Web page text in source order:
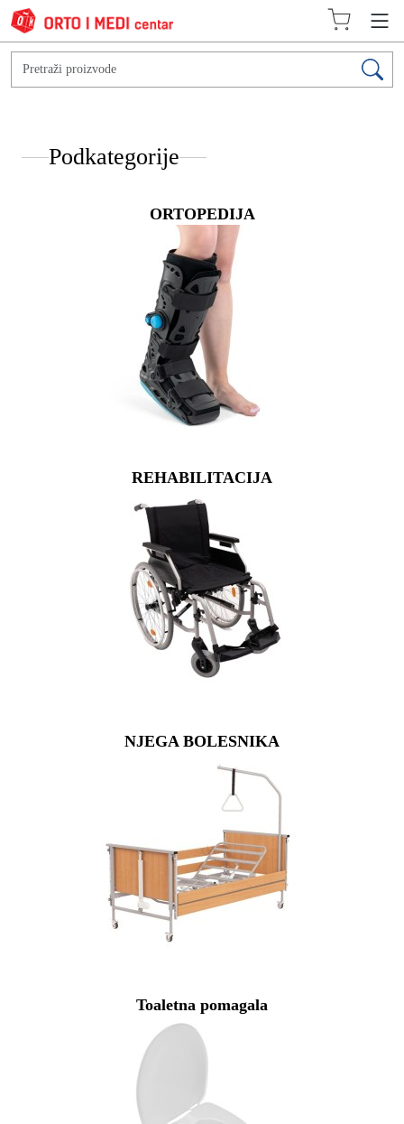
Podkategorije
ORTOPEDIJA
REHABILITACIJA
NJEGA BOLESNIKA
Toaletna pomagala